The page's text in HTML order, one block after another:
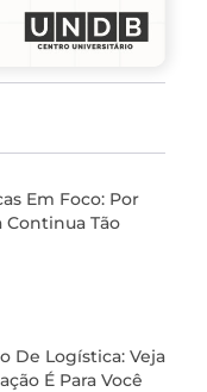
Em Foco: Por
Continua Tão
De Logística: Veja
É Para Você